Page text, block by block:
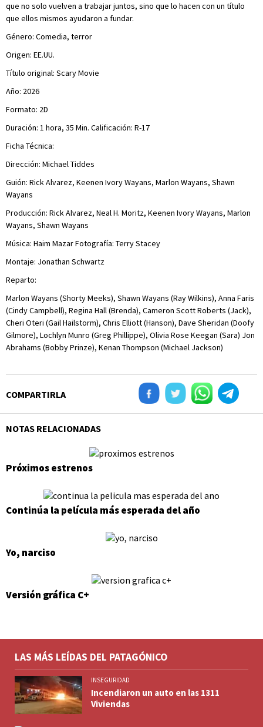
que no solo vuelven a trabajar juntos, sino que lo hacen con un título
que ellos mismos ayudaron a fundar.
Género: Comedia, terror
Origen: EE.UU.
Título original: Scary Movie
Año: 2026
Formato: 2D
Duración: 1 hora, 35 Min. Calificación: R-17
Ficha Técnica:
Dirección: Michael Tiddes
Guión: Rick Alvarez, Keenen Ivory Wayans, Marlon Wayans, Shawn
Wayans
Producción: Rick Alvarez, Neal H. Moritz, Keenen Ivory Wayans, Marlon
Wayans, Shawn Wayans
Música: Haim Mazar Fotografía: Terry Stacey
Montaje: Jonathan Schwartz
Reparto:
Marlon Wayans (Shorty Meeks), Shawn Wayans (Ray Wilkins), Anna Faris
(Cindy Campbell), Regina Hall (Brenda), Cameron Scott Roberts (Jack),
Cheri Oteri (Gail Hailstorm), Chris Elliott (Hanson), Dave Sheridan (Doofy
Gilmore), Lochlyn Munro (Greg Phillippe), Olivia Rose Keegan (Sara) Jon
Abrahams (Bobby Prinze), Kenan Thompson (Michael Jackson)
COMPARTIRLA
NOTAS RELACIONADAS
Próximos estrenos
Continúa la película más esperada del año
Yo, narciso
Versión gráfica C+
LAS MÁS LEÍDAS DEL PATAGÓNICO
INSEGURIDAD
Incendiaron un auto en las 1311
Viviendas